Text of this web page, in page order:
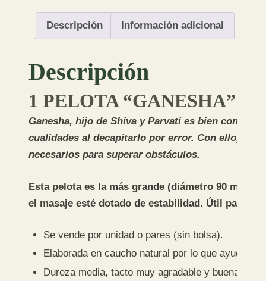
Descripción Información adicional
Descripción
1 PELOTA “GANESHA”
Ganesha, hijo de Shiva y Parvati es bien
cualidades al decapitarlo por error. Con ello,
necesarios para superar obstáculos.
Esta pelota es la más grande (diámetro90mm) de
el masaje estédotado de estabilidad. Útil para
Se vende por unidad o pares (sin bolsa).
Elaborada en caucho natural por lo que ayudan
Dureza media, tacto muy agradable y buena